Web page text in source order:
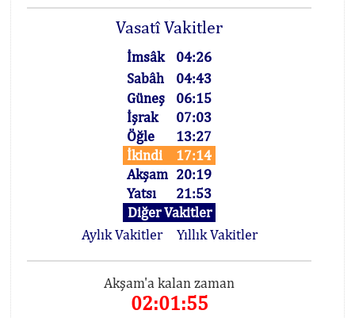
Vasatî Vakitler
İmsâk
04:26
Sabâh
04:43
Güneş
06:15
İşrak
07:03
Öğle
13:27
İkindi
17:14
Akşam 20:19
Yatsı
21:53
Diğer Vakitler
Aylık Vakitler
Yıllık Vakitler
Akşam'a kalan zaman
02:01:54